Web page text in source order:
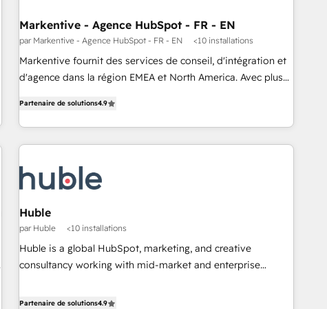
revenue efficiency. 🔹 Integrations: Connect HubSpot with
your tech stack for better adoption. 🔹 Custom Solutions:
Build tailored apps, workflows, and configurations. We are
SOC 2 Type II and ISO 27001 certified, reinforcing our
we help revenue teams focus on the OneMetric that matters
most: revenue.
Markentive - Agence HubSpot - FR - EN
par Markentive - Agence HubSpot - FR - EN <10 installations
Markentive fournit des services de conseil, d'intégration et
d'agence dans la région EMEA et North America. Avec plus
CRM et webdesign. Markentive is both a consulting firm, a
digital agency and an integrator. With over 115 experts in
marketing automation, growth, revops, CRM and webdesign
Partenaire de solutions4.9
Huble
par Huble <10 installations
Huble is a global HubSpot, marketing, and creative
consultancy working with mid-market and enterprise
strategy, processes, and teams that turn HubSpot into a
Partenaire de solutions4.9